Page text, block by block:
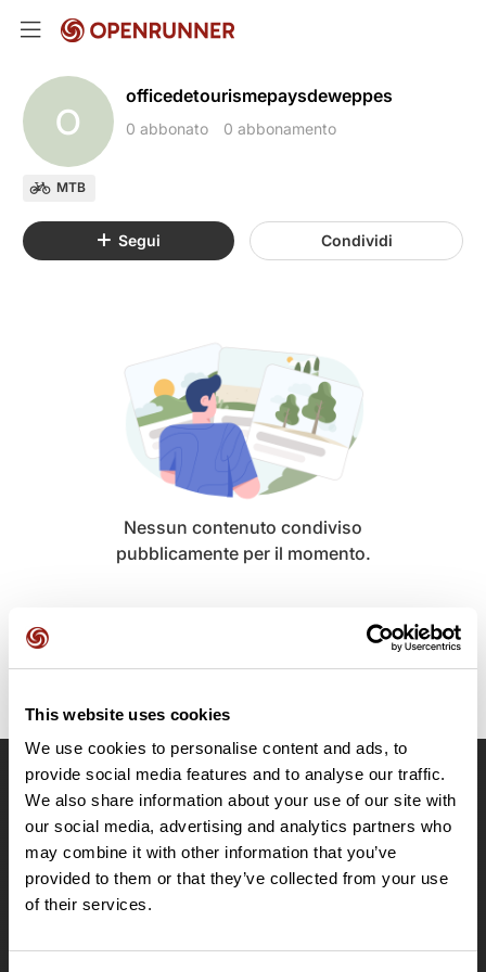
This website uses cookies
We use cookies to personalise content and ads, to
provide social media features and to analyse our traffic.
We also share information about your use of our site with
our social media, advertising and analytics partners who
may combine it with other information that you’ve
provided to them or that they’ve collected from your use
of their services.
O
officedetourismepaysdeweppes
0 abbonato 0 abbonamento
MTB
Segui Condividi
Nessun contenuto condiviso
pubblicamente per il momento.
OpenRunner
Team
Lavora con noi
Riguardo a
Contatti